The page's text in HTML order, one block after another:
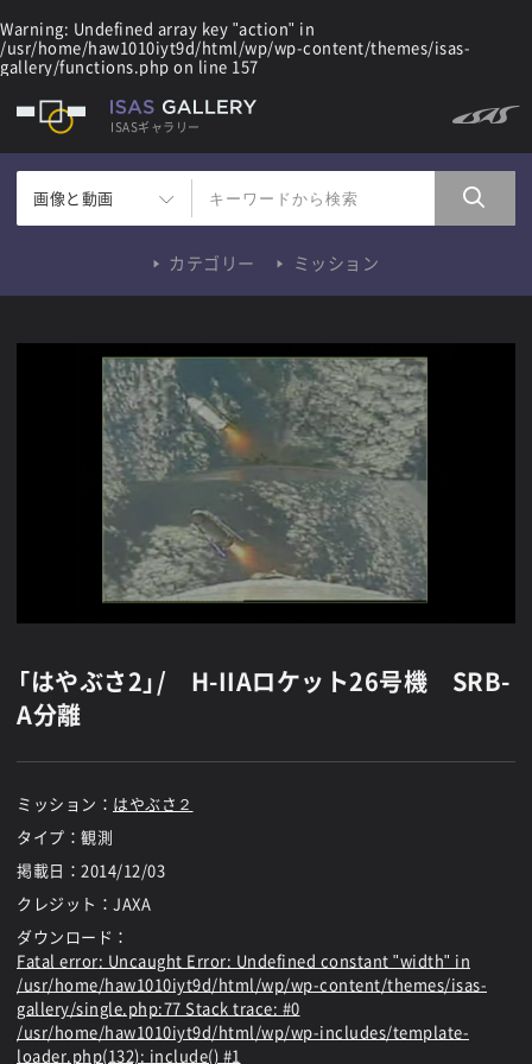
Warning: Undefined array key "action" in
/usr/home/haw1010iyt9d/html/wp/wp-content/themes/isas-
gallery/functions.php on line 157
ISASギャラリー
画像と動画
カテゴリー ミッション
「はやぶさ2」/ H-IIAロケット26号機 SRB-
A分離
ミッション： はやぶさ２
タイプ：観測
掲載日： 2014/12/03
クレジット：JAXA
ダウンロード：
Fatal error: Uncaught Error: Undefined constant "width" in
/usr/home/haw1010iyt9d/html/wp/wp-content/themes/isas-
gallery/single.php:77 Stack trace: #0
/usr/home/haw1010iyt9d/html/wp/wp-includes/template-
loader.php(132): include() #1